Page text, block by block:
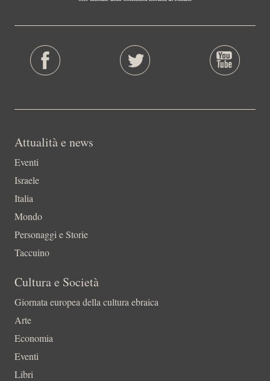
Attualità e news
Eventi
Israele
Italia
Mondo
Personaggi e Storie
Taccuino
Cultura e Società
Giornata europea della cultura ebraica
Arte
Economia
Eventi
Libri